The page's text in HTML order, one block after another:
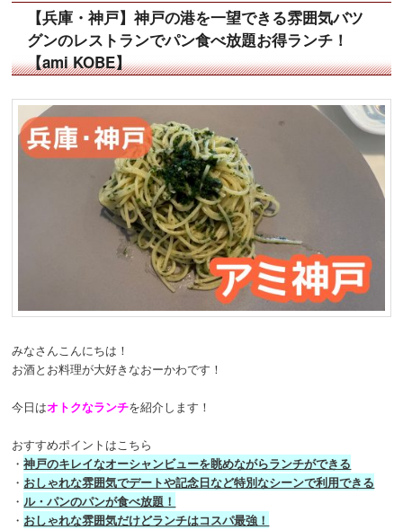
【兵庫・神戸】神戸の港を一望できる雰囲気バツ
グンのレストランでパン食べ放題お得ランチ！
【ami KOBE】
みなさんこんにちは！
お酒とお料理が大好きなおーかわです！
今日はオトクなランチを紹介します！
おすすめポイントはこちら
・神戸のキレイなオーシャンビューを眺めながらランチができる
・ おしゃれな雰囲気でデートや記念日など特別なシーンで利用できる
・ル・パンのパンが食べ放題！
・ おしゃれな雰囲気だけどランチはコスパ最強！